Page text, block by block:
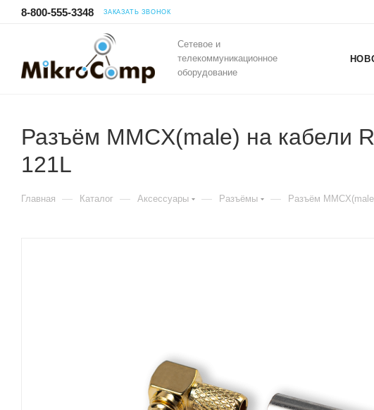
8-800-555-3348 ЗАКАЗАТЬ ЗВОНОК
Сетевое и
телекоммуникационное
оборудование
Разъём MMCX(male) на кабели
121L
Главная — Каталог — Аксессуары — Разъёмы — Разъём